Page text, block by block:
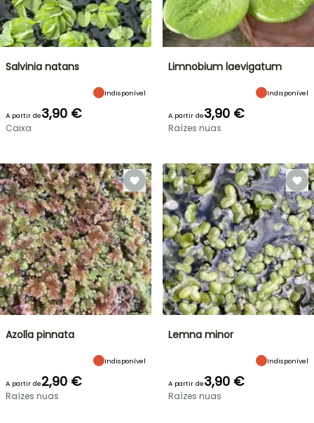
Salvinia natans
Indisponível
A partir de3,90 €
Caixa
Limnobium laevigatum
Indisponível
A partir de3,90 €
Raízes nuas
Azolla pinnata
Indisponível
A partir de2,90 €
Raízes nuas
Lemna minor
Indisponível
A partir de3,90 €
Raízes nuas